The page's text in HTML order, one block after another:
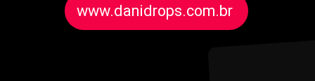
www.danidrops.com.br
www.danidrops.com.br